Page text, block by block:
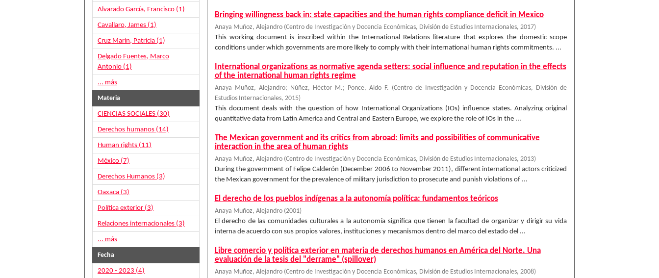
Bringing willingness back in: state capacities and the human rights compliance deficit in Mexico
Anaya Muñoz, Alejandro (Centro de Investigación y Docencia Económicas, División de Estudios Internacionales, 2017)
This working document is inscribed within the International Relations literature that explores the domestic scope
conditions under which governments are more likely to comply with their international human rights commitments. ...
International organizations as normative agenda setters: social influence and reputation in the effects
of the international human rights regime
Anaya Muñoz, Alejandro; Núñez, Héctor M.; Ponce, Aldo F. (Centro de Investigación y Docencia Económicas, División de
Estudios Internacionales, 2015)
This document deals with the question of how International Organizations (IOs) influence states. Analyzing original
quantitative data from Latin America and Central and Eastern Europe, we explore the role of IOs in the ...
The Mexican government and its critics from abroad: limits and possibilities of communicative
interaction in the area of human rights
Anaya Muñoz, Alejandro (Centro de Investigación y Docencia Económicas, División de Estudios Internacionales, 2013)
During the government of Felipe Calderón (December 2006 to November 2011), different international actors criticized
the Mexican government for the prevalence of military jurisdiction to prosecute and punish violations of ...
El derecho de los pueblos indígenas a la autonomía política: fundamentos teóricos
Anaya Muñoz, Alejandro (2001)
El derecho de las comunidades culturales a la autonomía significa que tienen la facultad de organizar y dirigir su vida
interna de acuerdo con sus propios valores, instituciones y mecanismos dentro del marco del estado del ...
Libre comercio y política exterior en materia de derechos humanos en América del Norte. Una
evaluación de la tesis del "derrame" (spillover)
Anaya Muñoz, Alejandro (Centro de Investigación y Docencia Económicas, División de Estudios Internacionales, 2008)
Alvarado García, Francisco (1)
Cavallaro, James (1)
Cruz Marín, Patricia (1)
Delgado Fuentes, Marco
Antonio (1)
... más
Materia
CIENCIAS SOCIALES (30)
Derechos humanos (14)
Human rights (11)
México (7)
Derechos Humanos (3)
Oaxaca (3)
Política exterior (3)
Relaciones internacionales (3)
... más
Fecha
2020 - 2023 (4)